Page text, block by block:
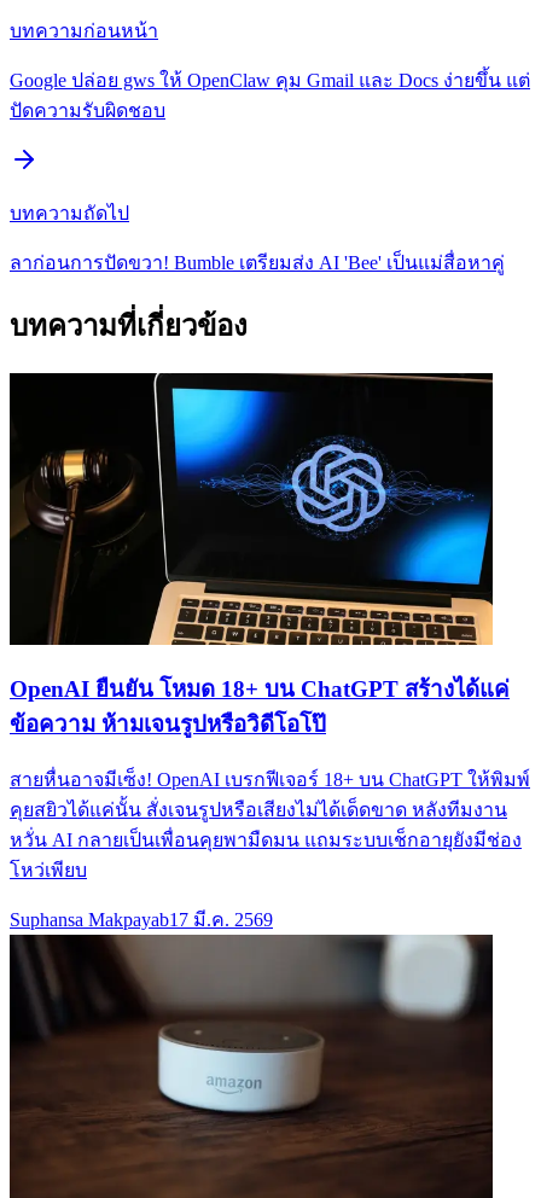
บทความก่อนหน้า
Google ปล่อย gws ให้ OpenClaw คุม Gmail และ Docs ง่ายขึ้น แต่
ปัดความรับผิดชอบ
บทความถัดไป
ลาก่อนการปัดขวา! Bumble เตรียมส่ง AI 'Bee' เป็นแม่สื่อหาคู่
บทความที่เกี่ยวข้อง
OpenAI ยืนยัน โหมด 18+ บน ChatGPT สร้างได้แค่
ข้อความ ห้ามเจนรูปหรือวิดีโอโป๊
สายหื่นอาจมีเซ็ง! OpenAI เบรกฟีเจอร์ 18+ บน ChatGPT ให้พิมพ์
คุยสยิวได้แค่นั้น สั่งเจนรูปหรือเสียงไม่ได้เด็ดขาด หลังทีมงาน
หวั่น AI กลายเป็นเพื่อนคุยพามืดมน แถมระบบเช็กอายุยังมีช่อง
โหว่เพียบ
Suphansa Makpayab17 มี.ค. 2569